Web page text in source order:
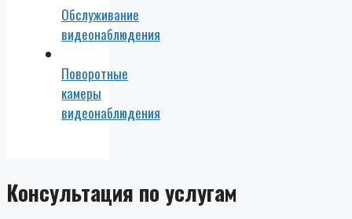
Обслуживание
видеонаблюдения
Поворотные
камеры
видеонаблюдения
Консультация по услугам